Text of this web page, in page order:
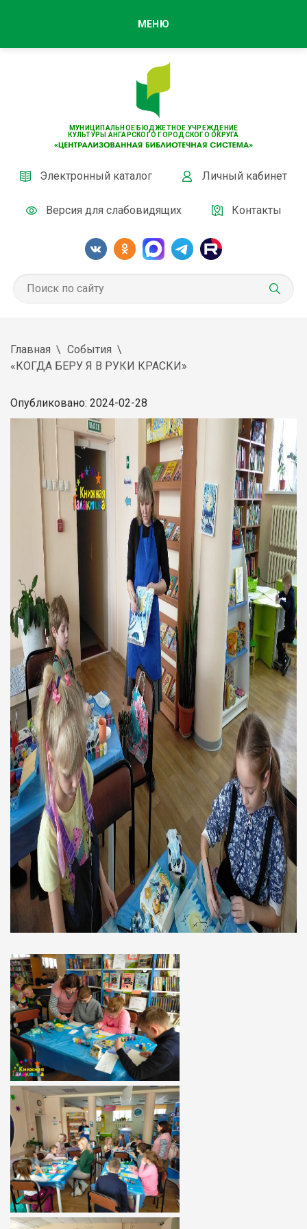
МУНИЦИПАЛЬНОЕ БЮДЖЕТНОЕ УЧРЕЖДЕНИЕ
КУЛЬТУРЫ АНГАРСКОГО ГОРОДСКОГО ОКРУГА
Электронный каталог Личный кабинет
Версия для слабовидящих Контакты
МЕНЮ
Главная
События
«КОГДА БЕРУ Я В РУКИ КРАСКИ»
Опубликовано: 2024-02-28